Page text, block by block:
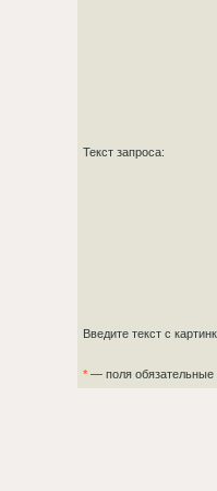
Текст запроса:
Введите текст с
*— поля обязательные